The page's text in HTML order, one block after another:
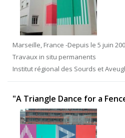
Marseille, France -Depuis le 5 juin
Travaux in situ permanents
Institut régional des Sourds et
"A Triangle Dance for a